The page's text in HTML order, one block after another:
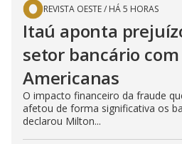
REVISTA OESTE/ HÁ 5 HORAS
Itaú aponta
setor bancário
Americanas
O impacto financeiro da fraude
afetou de forma significativa os
declarou Milton...